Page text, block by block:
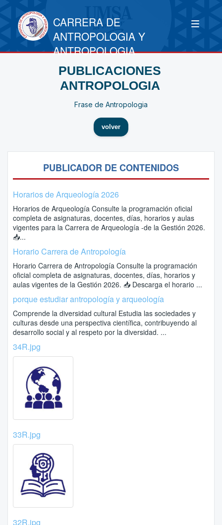
CARRERA DE
ANTROPOLOGIA Y
ANTROPOLOGIA
PUBLICACIONES
ANTROPOLOGIA
Frase de Antropologia
volver
PUBLICADOR DE CONTENIDOS
Horarios de Arqueología 2026
Horarios de Arqueología Consulte la programación oficial
completa de asignaturas, docentes, días, horarios y aulas
vigentes para la Carrera de Arqueología -de la Gestión 2026.
📥...
Horario Carrera de Antropología
Horario Carrera de Antropología Consulte la programación
oficial completa de asignaturas, docentes, días, horarios y
aulas vigentes de la Gestión 2026. 📥 Descarga el horario ...
porque estudiar antropología y arqueología
Comprende la diversidad cultural Estudia las sociedades y
culturas desde una perspectiva científica, contribuyendo al
desarrollo social y al respeto por la diversidad. ...
34R.jpg
33R.jpg
32R.jpg